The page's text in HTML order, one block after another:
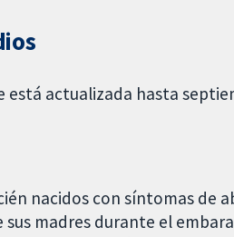
está actualizada hasta
nacidos con síntomas de
madres durante el